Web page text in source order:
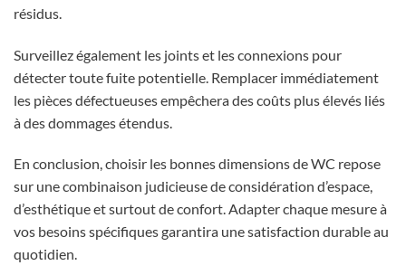
résidus.
Surveillez également les joints et les connexions pour
détecter toute fuite potentielle. Remplacer immédiatement
les pièces défectueuses empêchera des coûts plus élevés liés
à des dommages étendus.
En conclusion, choisir les bonnes dimensions de WC repose
sur une combinaison judicieuse de considération d’espace,
d’esthétique et surtout de confort. Adapter chaque mesure à
vos besoins spécifiques garantira une satisfaction durable au
quotidien.